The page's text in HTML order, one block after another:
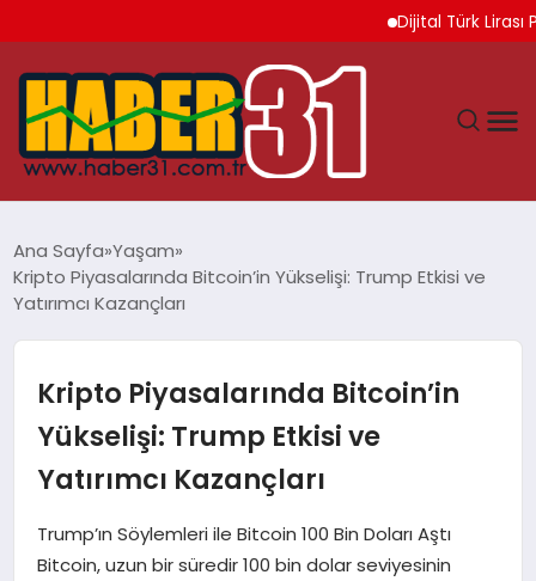
Dijital Türk Lirası
HATAY
EKONOMI
GÜNDEM
MAGAZIN
Ana Sayfa Yaşam
Kripto Piyasalarında Bitcoin’in Yükselişi: Trump Etkisi ve
Yatırımcı Kazançları
Kripto Piyasalarında Bitcoin’in
Yükselişi: Trump Etkisi ve
Yatırımcı Kazançları
Trump’ın Söylemleri ile Bitcoin 100 Bin Doları Aştı
Bitcoin, uzun bir süredir 100 bin dolar seviyesinin